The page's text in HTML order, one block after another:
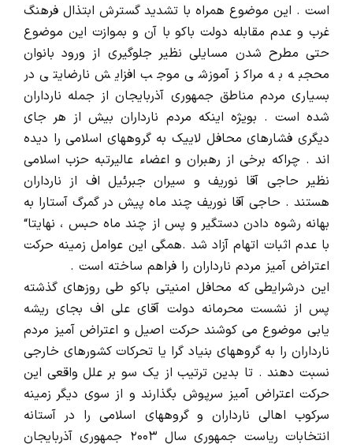
است . این موضوع همراه با تشدید گسترش ابتذال فرهنگ
غرب و عدم مقابله دولت باکو با آن و بموازت این موضوع
حتی مطرح شدن مسایلی نظیر جلوگیری از ورود بانوان
محجبه به مراکز آموزشی موجب افزایش نارضایتی در
بسیاری مردم مناطق جمهوری آذربایجان از جمله نارداران
شده است . بویژه اینکه مردم نارداران بیش از هر جای
دیگری فشارهای محافل لاییک به گروههای اسلامی را دیده
اند . چراکه برخی از رهبران و اعضاء عالیرتبه حزب اسلامی
نظیر حاجی آقا نوریف و سیران جبرئیل اف از نارداران
هستند . حاجی آقا نوریف چند ماه پیش در گمرگ آستارا به
بهانه رشوه دادن دستگیر و پس از چند ماه حبس ، نهایتا“
با عدم اثبات اتهام آزاد شد .همگی این عوامل زمینه حرکت
اعتراض آمیز مردم نارداران را فراهم ساخته است .
این درشرایطی که محافل امنیتی باکو طی روزهای گذشته
پس از نشست محرمانه دولت آقای علی اف بجای ریشه
یابی موضوع می کوشند حرکت اصیل و اعتراض آمیز مردم
نارداران را به گروههای بنیاد گرا یا تحرکات کشورهای خارجی
نسبت دهند . تا بدین ترتیب از یک سو بر علل واقعی این
حرکت اعتراض آمیز سرپوش بگذارند و از سوی دیگر زمینه
سرکوب اهالی نارداران و گروههای اسلامی را در آستانه
انتخابات ریاست جمهوری سال ۲۰۰۳ جمهوری آذربایجان